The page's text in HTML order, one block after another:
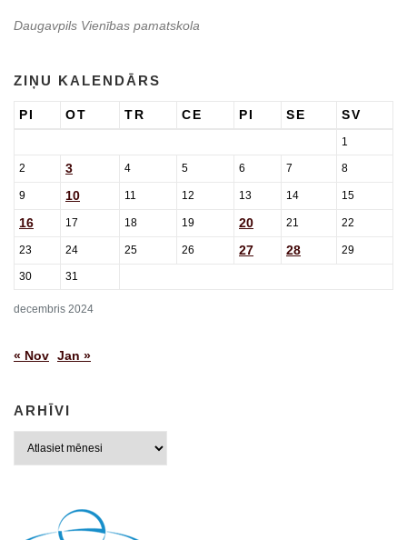
Daugavpils Vienības pamatskola
ZIŅU KALENDĀRS
decembris 2024
PI OT TR CE PI SE SV
1
2 3 4 5 6 7 8
9 10 11 12 13 14 15
16 17 18 19 20 21 22
23 24 25 26 27 28 29
30 31
« Nov Jan »
ARHĪVI